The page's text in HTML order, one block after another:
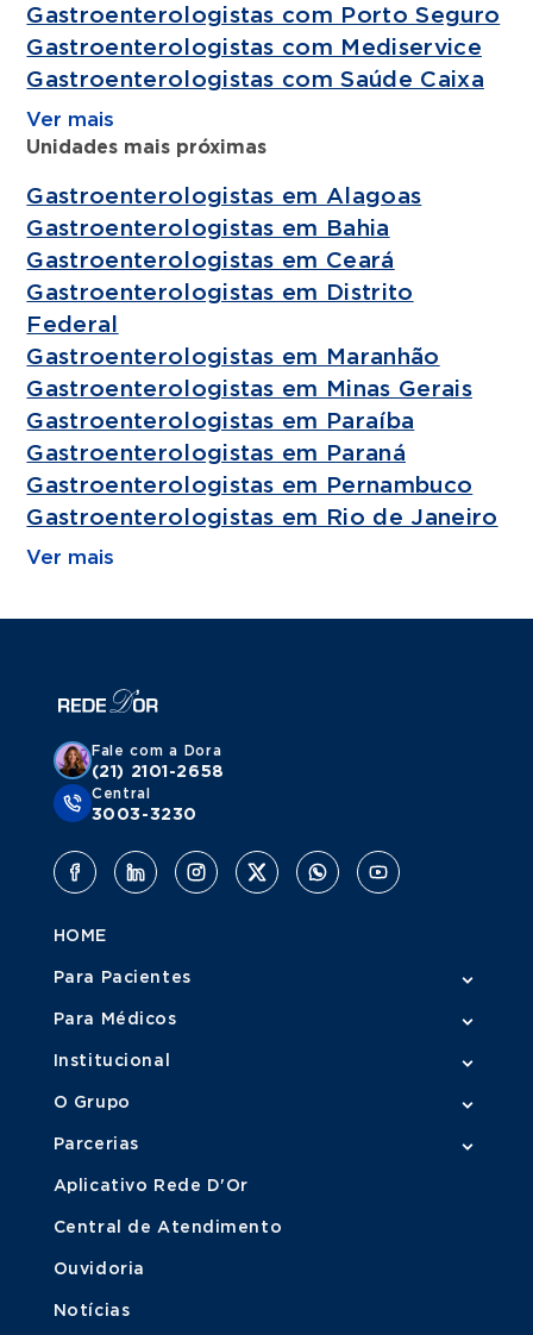
Gastroenterologistas com Porto Seguro
Gastroenterologistas com Mediservice
Gastroenterologistas com Saúde Caixa
Ver mais
Unidades mais próximas
Gastroenterologistas em Alagoas
Gastroenterologistas em Bahia
Gastroenterologistas em Ceará
Gastroenterologistas em Distrito
Federal
Gastroenterologistas em Maranhão
Gastroenterologistas em Minas Gerais
Gastroenterologistas em Paraíba
Gastroenterologistas em Paraná
Gastroenterologistas em Pernambuco
Gastroenterologistas em Rio de Janeiro
Ver mais
Fale com a Dora
(21) 2101-2658
Central
3003-3230
HOME
Para Pacientes
Para Médicos
Institucional
O Grupo
Parcerias
Aplicativo Rede D'Or
Central de Atendimento
Ouvidoria
Notícias